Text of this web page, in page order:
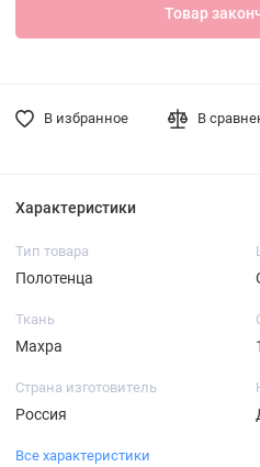
Товар
В избранное В
Характеристики
Тип товара
Полотенца
Ткань
Махра
Страна изготовитель
Россия
Все характеристики